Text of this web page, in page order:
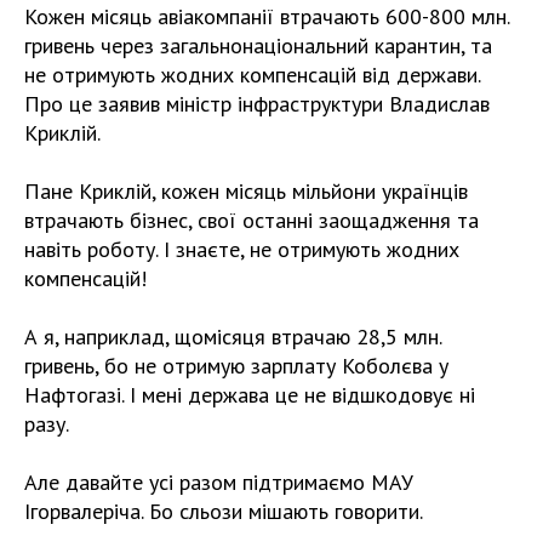
Кожен місяць авіакомпанії втрачають 600-800 млн.
гривень через загальнонаціональний карантин, та
не отримують жодних компенсацій від держави.
Про це заявив міністр інфраструктури Владислав
Криклій.
Пане Криклій, кожен місяць мільйони українців
втрачають бізнес, свої останні заощадження та
навіть роботу. І знаєте, не отримують жодних
компенсацій!
А я, наприклад, щомісяця втрачаю 28,5 млн.
гривень, бо не отримую зарплату Коболєва у
Нафтогазі. І мені держава це не відшкодовує ні
разу.
Але давайте усі разом підтримаємо МАУ
Ігорвалеріча. Бо сльози мішають говорити.